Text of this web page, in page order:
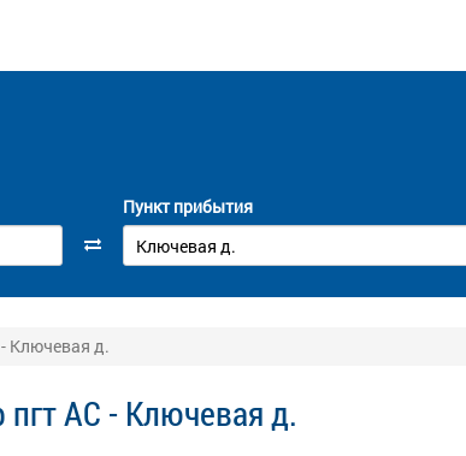
Пункт прибытия
Ключевая д.
пгт АС - Ключевая д.